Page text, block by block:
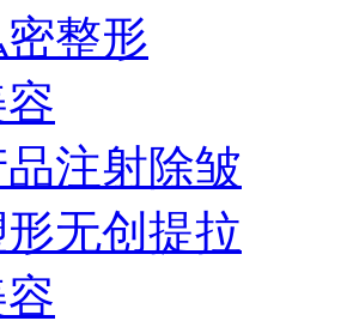
整形
注射除皱
无创提拉